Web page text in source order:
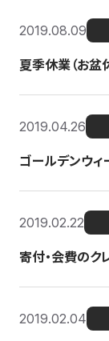
2019.08.09
夏季休業（お盆
2019.04.26
ゴールデンウ
2019.02.22
寄付・会費のク
2019.02.04